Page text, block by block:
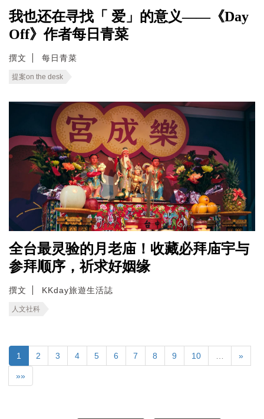
我也还在寻找「 爱」的意义——《Day
Off》作者每日青菜
撰文 每日青菜
提案on the desk
全台最灵验的月老庙！收藏必拜庙宇与
参拜顺序，祈求好姻缘
撰文 KKday旅遊生活誌
人文社科
1 2 3 4 5 6 7 8 9 10 »
»»